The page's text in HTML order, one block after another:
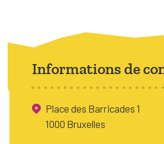
Bruxelles Temps Libre
Informations de
Place des Barricades 1
1000 Bruxelles